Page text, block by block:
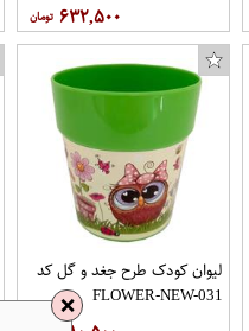
۶۳۲,۵۰۰
لیوان کودک طرح جغد و گل کد
FLOWER-NEW-031
❌